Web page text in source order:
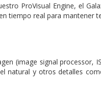
ProVisual Engine, el
tiempo real para mantener
(image signal processor,
natural y otros detalles